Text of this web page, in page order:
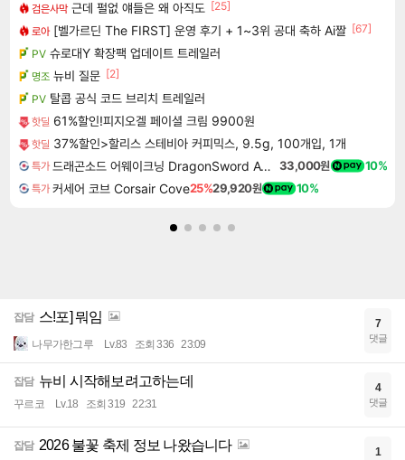
검은사막 근데 펄없 얘들은 왜 아직도 [25]
로아 [벨가르딘 The FIRST] 운영 후기 + 1~3위 공대 축하 Ai짤 [67]
PV 슈로대Y 확장팩 업데이트 트레일러
명조 뉴비 질문 [2]
PV 탈콥 공식 코드 브리치 트레일러
핫딜 61%할인!피지오겔 페이셜 크림 9900원
핫딜 37%할인>할리스 스테비아 커피믹스, 9.5g, 100개입, 1개
특가 드래곤소드 어웨이크닝 DragonSword Awakening 33,000원 10%
특가 커세어 코브 Corsair Cove25%29,920원 10%
잡담 스!포] 뭐임
나무가한그루 Lv.83 조회 336 23:09
7
댓글
잡담 뉴비 시작해보려고하는데
꾸르코 Lv.18 조회 319 22:31
4
댓글
잡담 2026 불꽃 축제 정보 나왔습니다 1